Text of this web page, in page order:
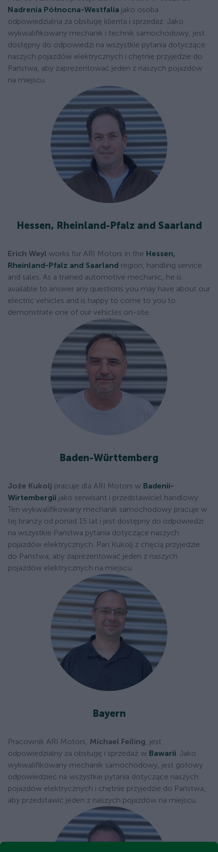
Nadrenia Północna-Westfalia jako osoba
odpowiedzialna za obsługę klienta i sprzedaż. Jako
wykwalifikowany mechanik i technik samochodowy, jest
dostępny do odpowiedzi na wszystkie pytania dotyczące
naszych pojazdów elektrycznych i chętnie przyjedzie do
Państwa, aby zaprezentować jeden z naszych pojazdów
na miejscu.
Hessen, Rheinland-Pfalz and Saarland
Erich Weyl works for ARI Motors in the Hessen,
Rheinland-Pfalz and Saarland region, handling service
and sales. As a trained automotive mechanic, he is
available to answer any questions you may have about our
electric vehicles and is happy to come to you to
demonstrate one of our vehicles on-site.
Baden-Württemberg
Jože Kukolj pracuje dla ARI Motors w Badenii-
Wirtembergii jako serwisant i przedstawiciel handlowy.
Ten wykwalifikowany mechanik samochodowy pracuje w
tej branży od ponad 15 lat i jest dostępny do odpowiedzi
na wszystkie Państwa pytania dotyczące naszych
pojazdów elektrycznych. Pan Kukolj z chęcią przyjedzie
do Państwa, aby zaprezentować jeden z naszych
pojazdów elektrycznych na miejscu.
Bayern
Pracownik ARI Motors, Michael Feiling, jest
odpowiedzialny za obsługę i sprzedaż w Bawarii. Jako
wykwalifikowany mechanik samochodowy, jest gotowy
odpowiedzieć na wszystkie pytania dotyczące naszych
pojazdów elektrycznych i chętnie przyjedzie do Państwa,
aby przedstawić jeden z naszych pojazdów na miejscu.